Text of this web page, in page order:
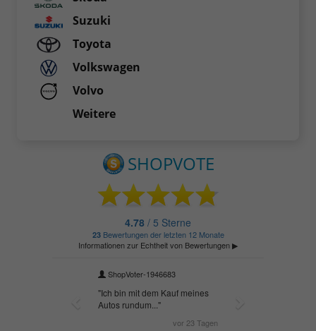
Suzuki
Toyota
Volkswagen
Volvo
Weitere